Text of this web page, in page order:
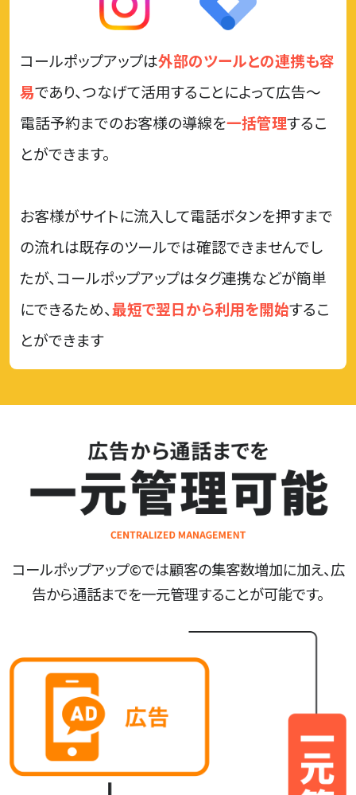
コールポップアップは外部のツールとの連携も容
易であり、つなげて活用することによって広告〜
電話予約までのお客様の導線を一括管理するこ
とができます。
お客様がサイトに流入して電話ボタンを押すまで
の流れは既存のツールでは確認できませんでし
たが、コールポップアップはタグ連携などが簡単
にできるため、最短で翌日から利用を開始するこ
とができます
コールポップアップ©では顧客の集客数増加に加え、広
告から通話までを一元管理することが可能です。